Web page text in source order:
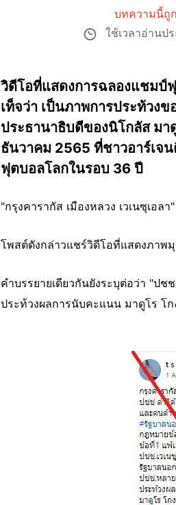
บทความนี้ถู
ใช้เวลาอ่านป
วิดีโอที่แสดงการฉลองแชมป์
เท็จว่า เป็นภาพการประท้วง
ประธานาธิบดีของนิโกลัส มา
ธันวาคม 2565 ที่ชาวอาร์เจ
ฟุตบอลโลกในรอบ 36 ปี
"กรุงคารากัส เมืองหลวง เวเนซุเอลา"
โพสต์ดังกล่าวแชร์วิดีโอที่แสดงภาพ
คำบรรยายเดียวกันยังระบุต่อว่า "ป
ประท้วงผลการนับคะแนน มาดูโร โ